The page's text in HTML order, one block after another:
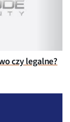
czy legalne?